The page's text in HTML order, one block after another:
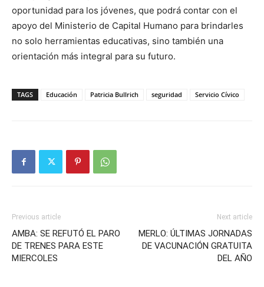
oportunidad para los jóvenes, que podrá contar con el
apoyo del Ministerio de Capital Humano para brindarles
no solo herramientas educativas, sino también una
orientación más integral para su futuro.
TAGS Educación Patricia Bullrich seguridad Servicio Cívico
Previous article
AMBA: SE REFUTÓ EL PARO
DE TRENES PARA ESTE
MIERCOLES
Next article
MERLO: ÚLTIMAS JORNADAS
DE VACUNACIÓN GRATUITA
DEL AÑO